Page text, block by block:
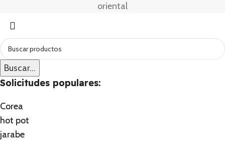
oriental
Buscar...
Solicitudes populares:
Corea
hot pot
jarabe
Buscar...
Solicitudes populares:
Corea
hot pot
jarabe